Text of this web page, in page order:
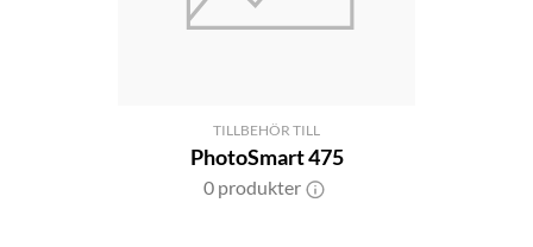
TILLBEHÖR TILL
PhotoSmart 475
0 produkter